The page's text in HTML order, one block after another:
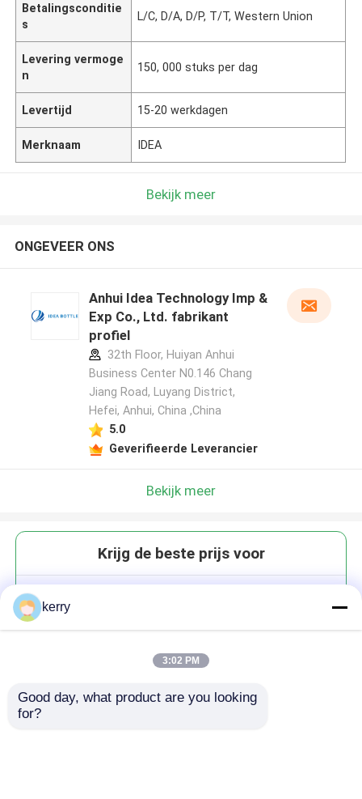
Betalingsconditie
s
L/C, D/A, D/P, T/T, Western Union
Levering vermoge
n
150, 000 stuks per dag
Levertijd 15-20 werkdagen
Merknaam IDEA
Bekijk meer
ONGEVEER ONS
Anhui Idea Technology Imp &
Exp Co., Ltd. fabrikant
profiel
32th Floor, Huiyan Anhui
Business Center N0.146 Chang
Jiang Road, Luyang District,
Hefei, Anhui, China ,China
5.0
Geverifieerde Leverancier
Bekijk meer
Krijg de beste prijs voor
kerry
3:02 PM
Good day, what product are you looking
for?